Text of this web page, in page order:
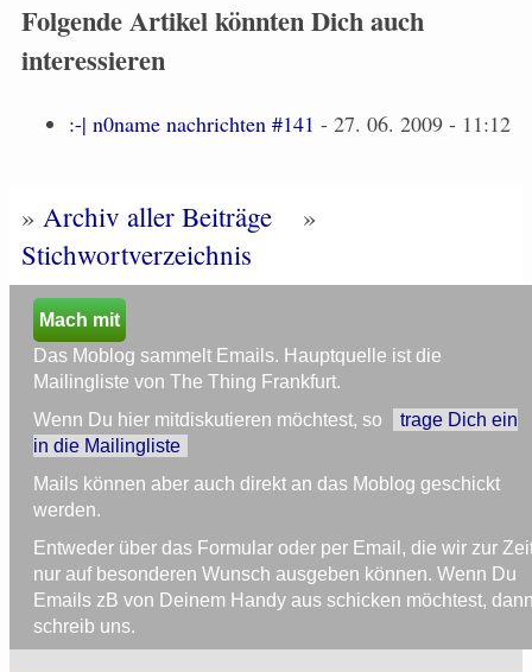
Folgende Artikel könnten Dich auch
interessieren
:-| n0name nachrichten #141 - 27. 06. 2009 - 11:12
» Archiv aller Beiträge
»
Stichwortverzeichnis
Mach mit
Das Moblog sammelt Emails. Hauptquelle ist die
Mailingliste von The Thing Frankfurt.
Wenn Du hier mitdiskutieren möchtest, so
trage Dich ein
in die Mailingliste
Mails können aber auch direkt an das Moblog geschickt
werden.
Entweder über das Formular oder per Email, die wir zur
nur auf besonderen Wunsch ausgeben können. Wenn Du
Emails zB von Deinem Handy aus schicken möchtest,
schreib uns.